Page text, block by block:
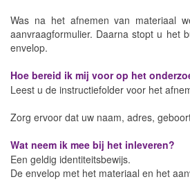
Was na het afnemen van materiaal
aanvraagformulier. Daarna stopt u het
envelop.
Hoe bereid ik mij voor op het
Leest u de instructiefolder voor het
Zorg ervoor dat uw naam, adres,
Wat neem ik mee bij het inleveren?
Een geldig identiteitsbewijs.
De envelop met het materiaal en het